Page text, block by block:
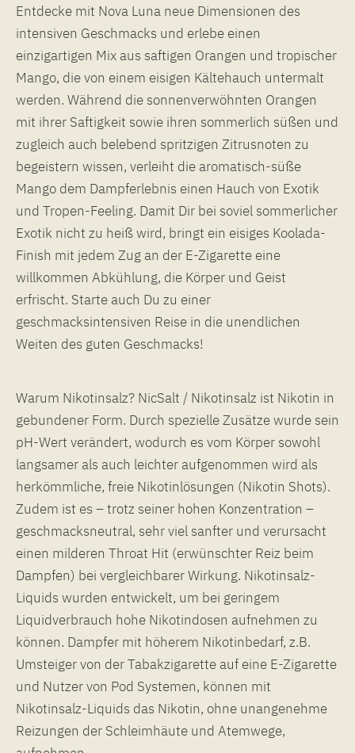
Entdecke mit Nova Luna neue Dimensionen des
intensiven Geschmacks und erlebe einen
einzigartigen Mix aus saftigen Orangen und tropischer
Mango, die von einem eisigen Kältehauch untermalt
werden. Während die sonnenverwöhnten Orangen
mit ihrer Saftigkeit sowie ihren sommerlich süßen und
zugleich auch belebend spritzigen Zitrusnoten zu
begeistern wissen, verleiht die aromatisch-süße
Mango dem Dampferlebnis einen Hauch von Exotik
und Tropen-Feeling. Damit Dir bei soviel sommerlicher
Exotik nicht zu heiß wird, bringt ein eisiges Koolada-
Finish mit jedem Zug an der E-Zigarette eine
willkommen Abkühlung, die Körper und Geist
erfrischt. Starte auch Du zu einer
geschmacksintensiven Reise in die unendlichen
Weiten des guten Geschmacks!
Warum Nikotinsalz? NicSalt / Nikotinsalz ist Nikotin in
gebundener Form. Durch spezielle Zusätze wurde sein
pH-Wert verändert, wodurch es vom Körper sowohl
langsamer als auch leichter aufgenommen wird als
herkömmliche, freie Nikotinlösungen (Nikotin Shots).
Zudem ist es – trotz seiner hohen Konzentration –
geschmacksneutral, sehr viel sanfter und verursacht
einen milderen Throat Hit (erwünschter Reiz beim
Dampfen) bei vergleichbarer Wirkung. Nikotinsalz-
Liquids wurden entwickelt, um bei geringem
Liquidverbrauch hohe Nikotindosen aufnehmen zu
können. Dampfer mit höherem Nikotinbedarf, z.B.
Umsteiger von der Tabakzigarette auf eine E-Zigarette
und Nutzer von Pod Systemen, können mit
Nikotinsalz-Liquids das Nikotin, ohne unangenehme
Reizungen der Schleimhäute und Atemwege,